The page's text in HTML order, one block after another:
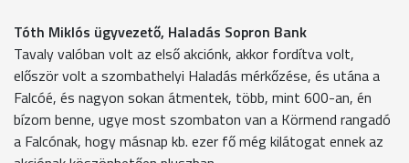
Tóth Miklós ügyvezető, Haladás Sopron Bank
Tavaly valóban volt az első akciónk, akkor fordítva volt,
először volt a szombathelyi Haladás mérkőzése, és utána a
Falcóé, és nagyon sokan átmentek, több, mint 600-an, én
bízom benne, ugye most szombaton van a Körmend rangadó
a Falcónak, hogy másnap kb. ezer fő még kilátogat ennek az